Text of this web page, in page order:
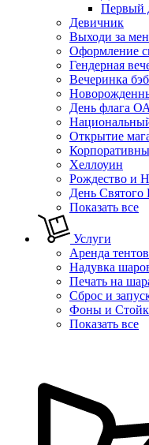
Первый
Девичник
Выходи за
Оформление
Гендерная
Вечеринка
День флага
Открытие
Хеллоуин
Рождество и
День Святого
Показать все
Услуги
Аренда тентов
Надувка
Печать на
Сброс и
Фоны и
Показать все